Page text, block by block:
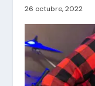
26 octubre, 2022